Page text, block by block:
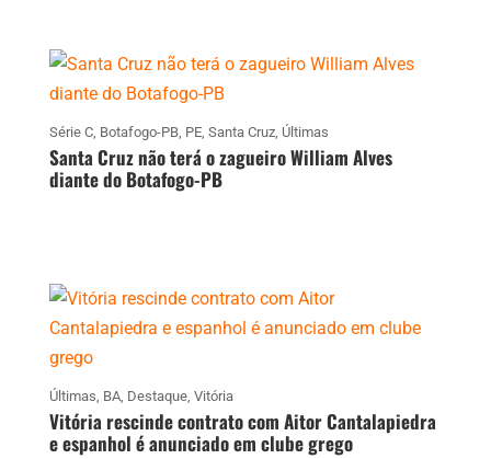
Série C, Botafogo-PB, PE, Santa Cruz, Últimas
Santa Cruz não terá o zagueiro William Alves
diante do Botafogo-PB
Últimas, BA, Destaque, Vitória
Vitória rescinde contrato com Aitor Cantalapiedra
e espanhol é anunciado em clube grego